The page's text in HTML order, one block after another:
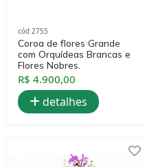
cód 2755
Coroa de flores Grande
com Orquídeas Brancas e
Flores Nobres.
R$ 4.900,00
detalhes